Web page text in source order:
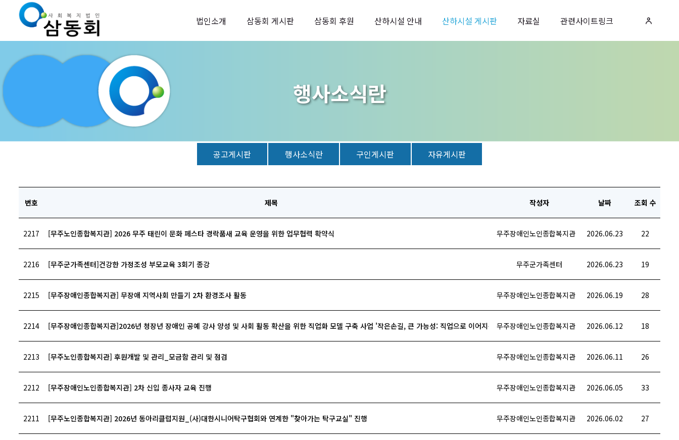
법인소개 삼동회 게시판 삼동회 후원 산하시설 안내 산하시설 게시판 자료실 관련사이트링크
행사소식란
공고게시판 행사소식란 구인게시판 자유게시판
번호 제목 작성자 날짜 조회 수
2217 [무주노인종합복지관] 2026 무주 태린이 문화 페스타 경락품새 교육 운영을 위한 업무협력 확약식 무주장애인노인종합복지관 2026.06.23 22
2216 [무주군가족센터]건강한 가정조성 부모교육 3회기 종강 무주군가족센터 2026.06.23 19
2215 [무주장애인종합복지관] 무장애 지역사회 만들기 2차 환경조사 활동 무주장애인노인종합복지관 2026.06.19 28
2214 [무주장애인종합복지관]2026년 청장년 장애인 공예 강사 양성 및 사회 활동 확산을 위한 직업화 모델 구축 사업 '작은손길, 큰 가능성: 직업으로 이어지는 공예의 힘' 2차 현장 실습
무주장애인노인종합복지관 2026.06.12 18
2213 [무주노인종합복지관] 후원개발 및 관리_모금함 관리 및 점검 무주장애인노인종합복지관 2026.06.11 26
2212 [무주장애인노인종합복지관] 2차 신입 종사자 교육 진행 무주장애인노인종합복지관 2026.06.05 33
2211 [무주노인종합복지관] 2026년 동아리클럽지원_(사)대한시니어탁구협회와 연계한 "찾아가는 탁구교실" 진행 무주장애인노인종합복지관 2026.06.02 27